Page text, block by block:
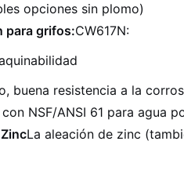
opciones sin plomo)
para grifos:CW617N:
buena resistencia a la
NSF/ANSI 61 para agua
La aleación de zinc